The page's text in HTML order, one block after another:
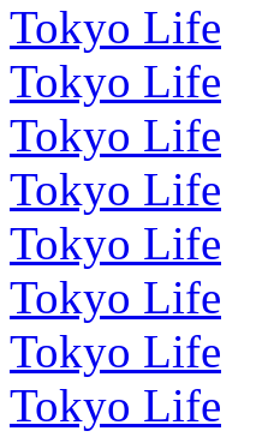
Tokyo Life
Tokyo Life
Tokyo Life
Tokyo Life
Tokyo Life
Tokyo Life
Tokyo Life
Tokyo Life